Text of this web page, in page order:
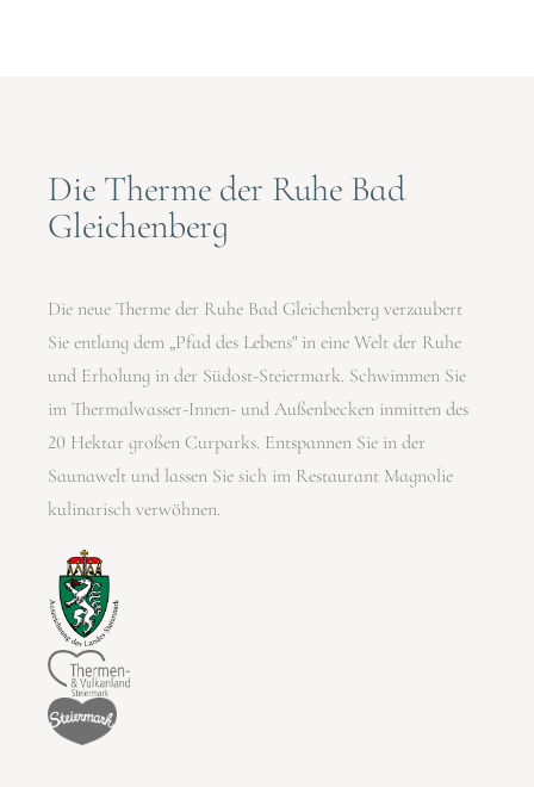
Die Therme der Ruhe Bad
Gleichenberg
Die neue Therme der Ruhe Bad Gleichenberg verzaubert
Sie entlang dem „Pfad des Lebens" in eine Welt der Ruhe
und Erholung in der Südost-Steiermark. Schwimmen Sie
im Thermalwasser-Innen- und Außenbecken inmitten des
20 Hektar großen Curparks. Entspannen Sie in der
Saunawelt und lassen Sie sich im Restaurant Magnolie
kulinarisch verwöhnen.